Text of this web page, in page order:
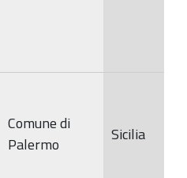
Comune di
Palermo
Sicilia